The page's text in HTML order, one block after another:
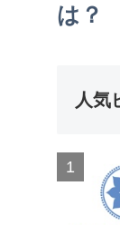
は？
人気
1